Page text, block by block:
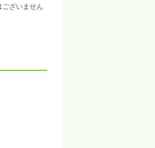
ざいません